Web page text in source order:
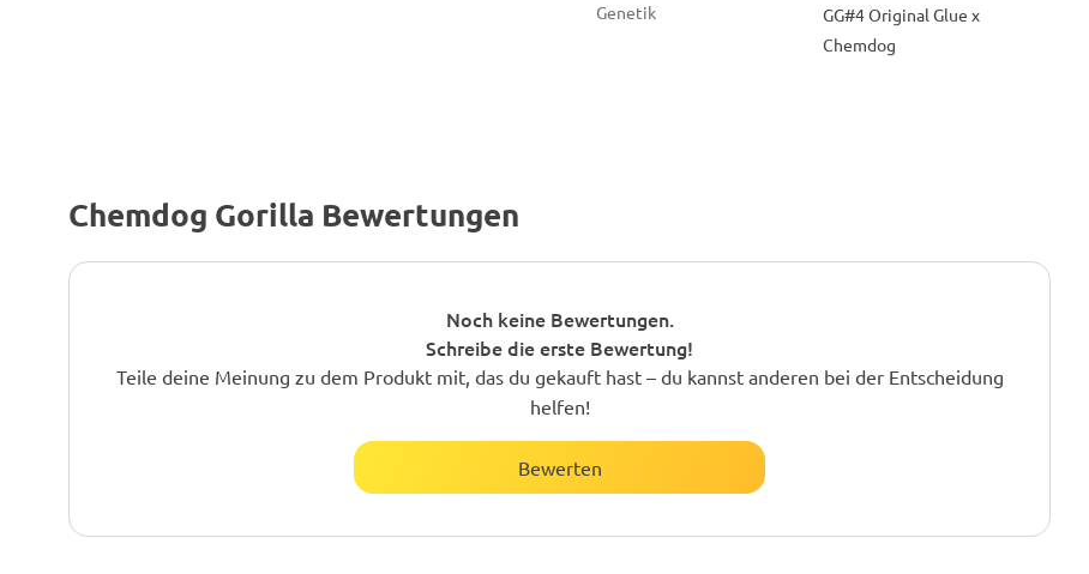
Genetik
GG#4 Original Glue x
Chemdog
Chemdog Gorilla Bewertungen
Noch keine Bewertungen.
Schreibe die erste Bewertung!
Teile deine Meinung zu dem Produkt mit, das du gekauft hast – du kannst anderen bei der Entscheidung
helfen!
Bewerten